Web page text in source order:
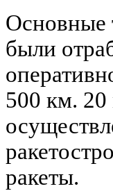
Основные
были
500 км.
ракеты.